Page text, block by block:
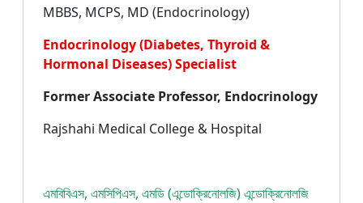
MBBS, MCPS, MD (Endocrinology)
Endocrinology (Diabetes, Thyroid &
Hormonal Diseases) Specialist
Former Associate Professor, Endocrinology
Rajshahi Medical College & Hospital
এমবিবিএস, এমসিপিএস, এমডি (এন্ডোক্রিনোলজি) এন্ডোক্রিনোলজি